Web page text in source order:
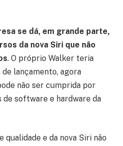
se dá, em grande parte,
da nova Siri que não
. O próprio Walker teria
lançamento, agora
não ser cumprida por
software e hardware da
qualidade e da nova Siri não